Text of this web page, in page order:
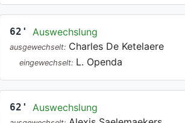
62' Auswechslung
ausgewechselt: Charles De Ketelaere
eingewechselt: L. Openda
62' Auswechslung